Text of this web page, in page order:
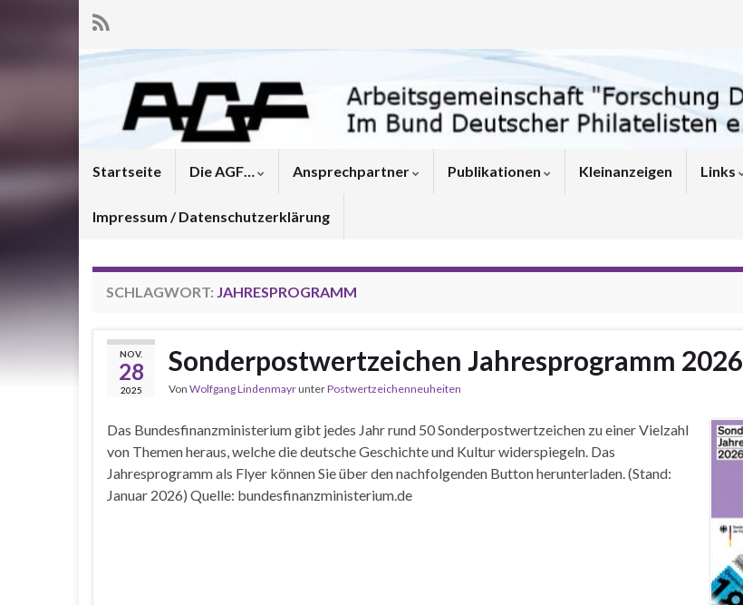
Startseite Die AGF… Ansprechpartner Publikationen Kleinanzeigen Links
Impressum / Datenschutzerklärung
SCHLAGWORT: JAHRESPROGRAMM
NOV.
28
2025
Sonderpostwertzeichen Jahresprogramm 2026
Von Wolfgang LindenmayrunterPostwertzeichenneuheiten
Das Bundesfinanzministerium gibt jedes Jahr rund 50 Sonderpostwertzeichen zu einer Vielzahl
von Themen heraus, welche die deutsche Geschichte und Kultur widerspiegeln. Das
Jahresprogramm als Flyer können Sie über den nachfolgenden Button herunterladen. (Stand:
Januar 2026) Quelle: bundesfinanzministerium.de